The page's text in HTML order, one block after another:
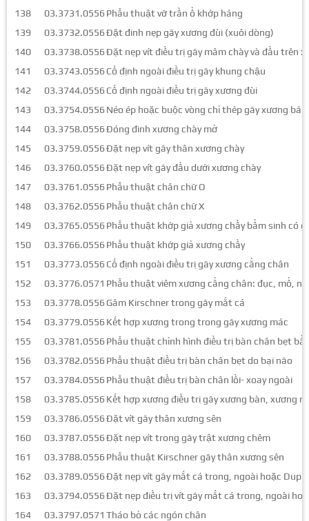
138
03.3731.0556 Phẫu thuật vỡ trần ổ khớp háng
139
03.3732.0556Đặt đinh nẹp gãy xương đùi (xuôi dòng)
140
03.3738.0556Đặt nẹp vít điều trị gãy mâm chày và đầu trên
141
03.3743.0556 Cố định ngoài điều trị gãy khung chậu
142
03.3744.0556 Cố định ngoài điều trị gãy xương đùi
143
03.3754.0556 Néo ép hoặc buộc vòng chỉ thép gãy xương
144
03.3758.0556Đóng đinh xương chày mở
145
03.3759.0556Đặt nẹp vít gãy thân xương chày
146
03.3760.0556Đặt nẹp vít gãy đầu dưới xương chày
147
03.3761.0556 Phẫu thuật chân chữ O
148
03.3762.0556 Phẫu thuật chân chữ X
149
03.3765.0556 Phẫu thuật khớp giả xương chầy bẩm sinh có
150
03.3766.0556 Phẫu thuật khớp giả xương chầy
151
03.3773.0556 Cố định ngoài điều trị gãy xương cẳng chân
152
03.3776.0571 Phẫu thuật viêm xương cẳng chân: đục, mổ,
153
03.3778.0556 Găm Kirschner trong gãy mắt cá
154
03.3779.0556 Kết hợp xương trong trong gãy xương mác
155
03.3781.0556 Phẫu thuật chỉnh hình điều trị bàn chân bẹt
156
03.3782.0556 Phẫu thuật điều trị bàn chân bẹt do bại não
157
03.3784.0556 Phẫu thuật điều trị bàn chân lồi- xoay ngoài
158
03.3785.0556 Kết hợp xương điều trị gãy xương bàn, xương
159
03.3786.0556Đặt vít gãy thân xương sên
160
03.3787.0556Đặt nẹp vít trong gãy trật xương chêm
161
03.3788.0556 Phẫu thuật Kirschner gãy thân xương sên
162
03.3789.0556Đặt nẹp vít gãy mắt cá trong, ngoài hoặc
163
03.3794.0556Đặt nẹp điều trị vít gãy mắt cá trong, ngoài
164
03.3797.0571 Tháo bỏ các ngón chân